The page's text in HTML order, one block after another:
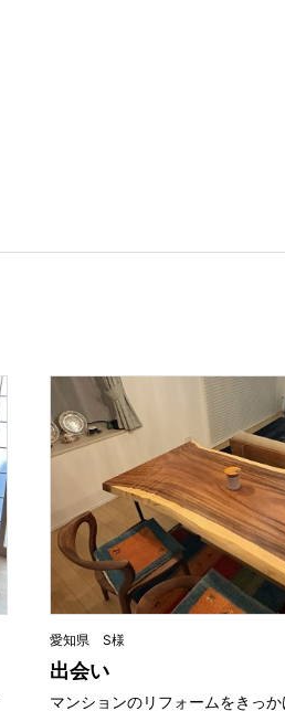
愛知県 S様
出会い
マンションのリフォームをきっ